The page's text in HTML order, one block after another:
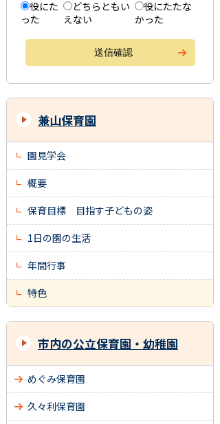
役にた
った
どちらともい
えない
役にたたな
かった
兼山保育園
園見学会
概要
保育目標 目指す子どもの姿
1日の園の生活
年間行事
特色
市内の公立保育園・幼稚園
めぐみ保育園
久々利保育園